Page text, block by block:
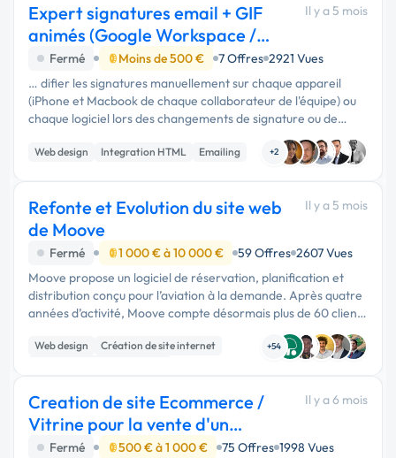
Expert signatures email + GIF
animés (Google Workspace /
Signitic)
Il y a 5 mois
Fermé Moins de 500 € 7 Offres 2921 Vues
… difier les signatures manuellement sur chaque appareil
(iPhone et Macbook de chaque collaborateur de l'équipe) ou
chaque logiciel lors des changements de signature ou de
campagne. Ce que nous fournissons : - Logo - Codes couleurs
de la …
Web design Integration HTML Emailing +2
Refonte et Evolution du site web
de Moove
Il y a 5 mois
Fermé 1 000 € à 10 000 € 59 Offres 2607 Vues
Moove propose un logiciel de réservation, planification et
distribution conçu pour l’aviation à la demande. Après quatre
années d’activité, Moove compte désormais plus de 60 clients
dans le monde, dont la majorité aux États-Unis. …
Web design
Création de site internet
+54
Creation de site Ecommerce /
Vitrine pour la vente d'un
programme
Il y a 6 mois
Fermé 500 € à 1 000 € 75 Offres 1998 Vues